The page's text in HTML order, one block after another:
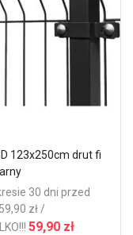
123x250cm drut fi
30 dni przed
zł /
59,90 zł